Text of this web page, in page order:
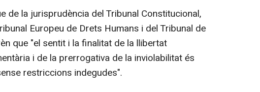
de la jurisprudència del Tribunal Constitucional,
Europeu de Drets Humans i del Tribunal de
que "el sentit i la finalitat de la llibertat
i de la prerrogativa de la inviolabilitat és
restriccions indegudes".